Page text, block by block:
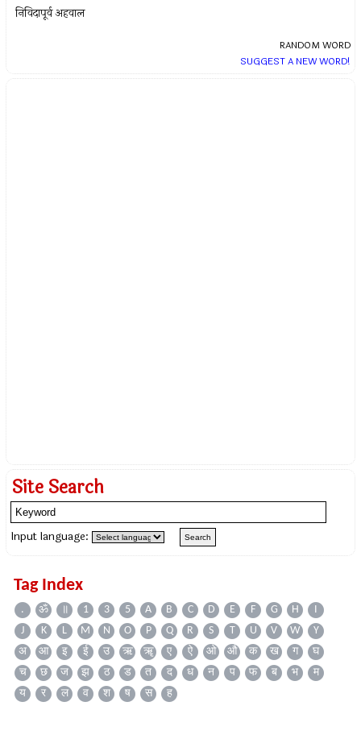
निविदापूर्व अहवाल
RANDOM WORD
SUGGEST A NEW WORD!
Site Search
Input language:
Tag Index
. ॐ ॥ 1 3 5 A B C D E F G H
I
J
K L M N O P Q R S T U V W
Y
अ
आ इ ई उ ऋ ॠ ए ऐ ओ औ क ख ग
घ
च
छ ज झ ठ ड त द ध न प फ ब भ
म
य
र ल व श ष स ह